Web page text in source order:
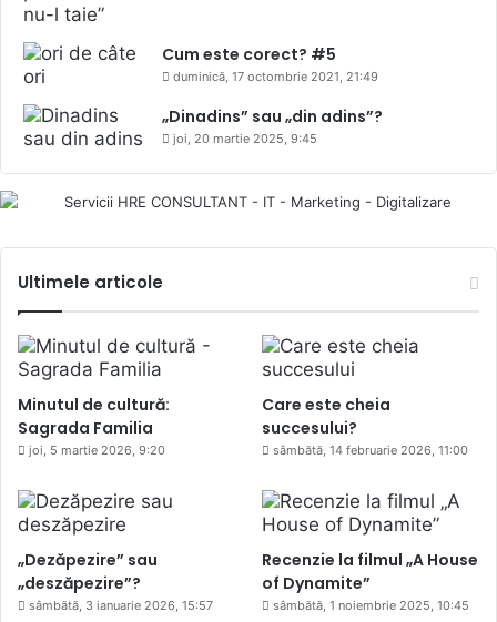
Cum este corect? #5
duminică, 17 octombrie 2021, 21:49
„Dinadins” sau „din adins”?
joi, 20 martie 2025, 9:45
Ultimele articole
Minutul de cultură:
Sagrada Familia
joi, 5 martie 2026, 9:20
Care este cheia
succesului?
sâmbătă, 14 februarie 2026, 11:00
„Dezăpezire” sau
„deszăpezire”?
sâmbătă, 3 ianuarie 2026, 15:57
Recenzie la filmul „A House
of Dynamite”
sâmbătă, 1 noiembrie 2025, 10:45